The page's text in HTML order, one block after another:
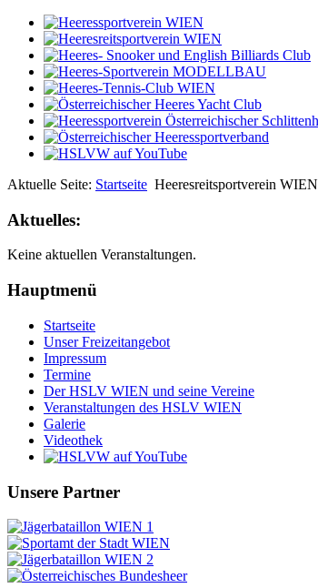
Aktuelle Seite: Startseite Heeresreitsportverein WIEN
Aktuelles:
Keine aktuellen Veranstaltungen.
Hauptmenü
Startseite
Unser Freizeitangebot
Impressum
Termine
Der HSLV WIEN und seine Vereine
Veranstaltungen des HSLV WIEN
Galerie
Videothek
Unsere Partner